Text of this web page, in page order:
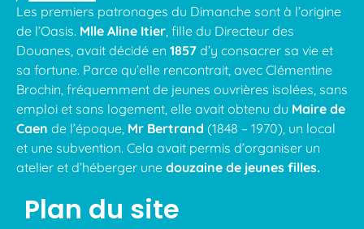
Les premiers patronages du Dimanche sont à l’origine
de l’Oasis. Mlle Aline Itier , fille du Directeur des
Douanes, avait décidé en 1857 d’y consacrer sa vie et
sa fortune. Parce qu’elle rencontrait, avec Clémentine
Brochin, fréquemment de jeunes ouvrières isolées, sans
emploi et sans logement, elle avait obtenu du Maire de
Caen de l’époque, Mr Bertrand (1848 – 1970), un local
et une subvention. Cela avait permis d’organiser un
atelier et d’héberger une douzaine de jeunes filles.
Plan du site